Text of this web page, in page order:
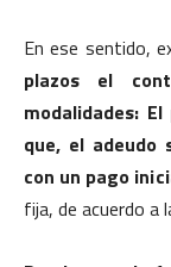
En ese sentido,
plazos el
modalidades:
que, el adeudo
con un pago
fija, de acuerdo a